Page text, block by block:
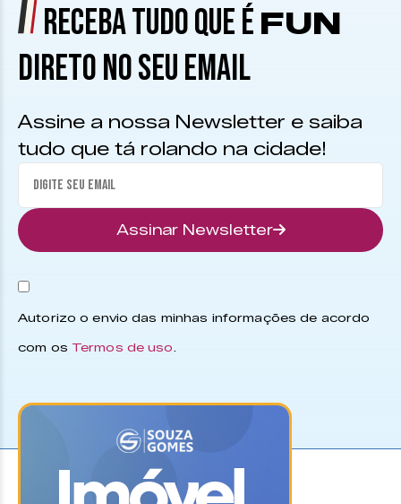
RECEBA TUDO QUE É FUN
DIRETO NO SEU EMAIL
Assine a nossa Newsletter e saiba
tudo que tá rolando na cidade!
Assinar Newsletter
Autorizo o envio das minhas informações de acordo
com os Termos de uso